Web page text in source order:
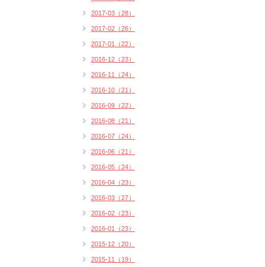
2017-03（28）
2017-02（26）
2017-01（22）
2016-12（23）
2016-11（24）
2016-10（21）
2016-09（22）
2016-08（21）
2016-07（24）
2016-06（21）
2016-05（24）
2016-04（23）
2016-03（27）
2016-02（23）
2016-01（23）
2015-12（20）
2015-11（19）